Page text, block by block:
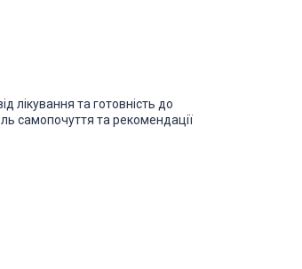
лікування та готовність до
самопочуття та рекомендації